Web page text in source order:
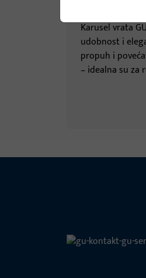
Karusel vrata
udobnost i
propuh i
– idealna su za